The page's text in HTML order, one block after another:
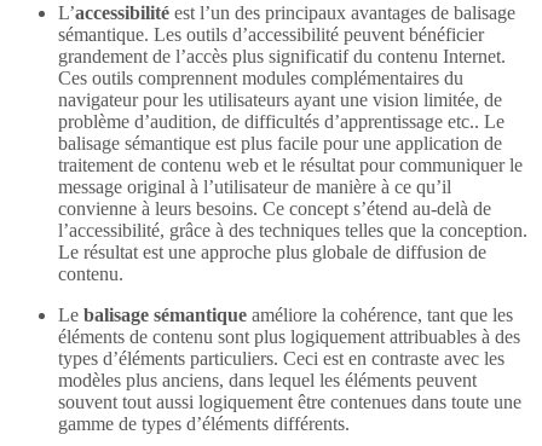
L’accessibilité est l’un des principaux avantages de balisage
sémantique. Les outils d’accessibilité peuvent bénéficier
grandement de l’accès plus significatif du contenu Internet.
Ces outils comprennent modules complémentaires du
navigateur pour les utilisateurs ayant une vision limitée, de
problème d’audition, de difficultés d’apprentissage etc.. Le
balisage sémantique est plus facile pour une application de
traitement de contenu web et le résultat pour communiquer le
message original à l’utilisateur de manière à ce qu’il
convienne à leurs besoins. Ce concept s’étend au-delà de
l’accessibilité, grâce à des techniques telles que la conception.
Le résultat est une approche plus globale de diffusion de
contenu.
Le balisage sémantique améliore la cohérence, tant que les
éléments de contenu sont plus logiquement attribuables à des
types d’éléments particuliers. Ceci est en contraste avec les
modèles plus anciens, dans lequel les éléments peuvent
souvent tout aussi logiquement être contenues dans toute une
gamme de types d’éléments différents.